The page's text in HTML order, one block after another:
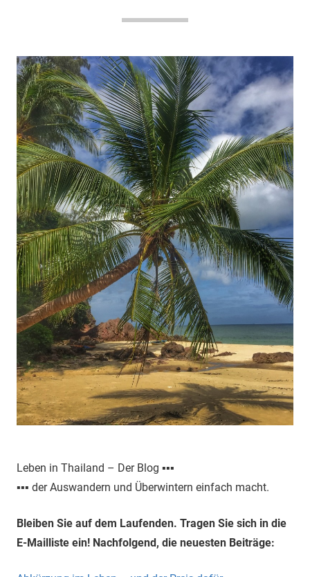
Leben in Thailand – Der Blog ▪▪▪
▪▪▪ der Auswandern und Überwintern einfach macht.
Bleiben Sie auf dem Laufenden. Tragen Sie sich in die
E-Mailliste ein! Nachfolgend, die neuesten Beiträge: